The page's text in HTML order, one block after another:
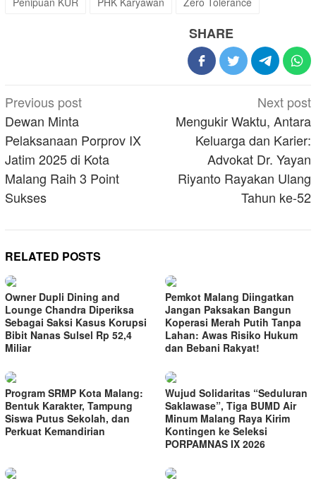
SHARE
Post
navigation
Previous post
Dewan Minta
Pelaksanaan Porprov IX
Jatim 2025 di Kota
Malang Raih 3 Point
Sukses
Next post
Mengukir Waktu, Antara
Keluarga dan Karier:
Advokat Dr. Yayan
Riyanto Rayakan Ulang
Tahun ke-52
RELATED POSTS
Owner Dupli Dining and
Lounge Chandra Diperiksa
Sebagai Saksi Kasus Korupsi
Bibit Nanas Sulsel Rp 52,4
Miliar
Pemkot Malang Diingatkan
Jangan Paksakan Bangun
Koperasi Merah Putih Tanpa
Lahan: Awas Risiko Hukum
dan Bebani Rakyat!
Program SRMP Kota Malang:
Bentuk Karakter, Tampung
Siswa Putus Sekolah, dan
Perkuat Kemandirian
Wujud Solidaritas “Seduluran
Saklawase”, Tiga BUMD Air
Minum Malang Raya Kirim
Kontingen ke Seleksi
PORPAMNAS IX 2026